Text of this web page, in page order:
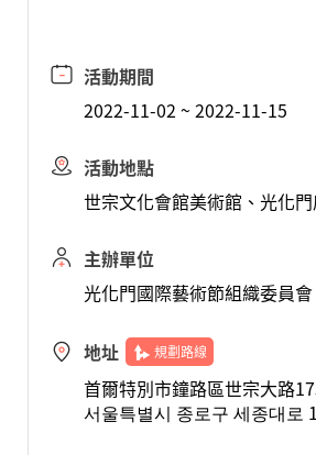
活動期間
2022-11-02 ~ 2022-11-15
活動地點
世宗文化會館美術館、光化
主辦單位
光化門國際藝術節組織委員會
地址 規劃路線
首爾特別市鐘路區世宗大路
서울특별시 종로구 세종대로